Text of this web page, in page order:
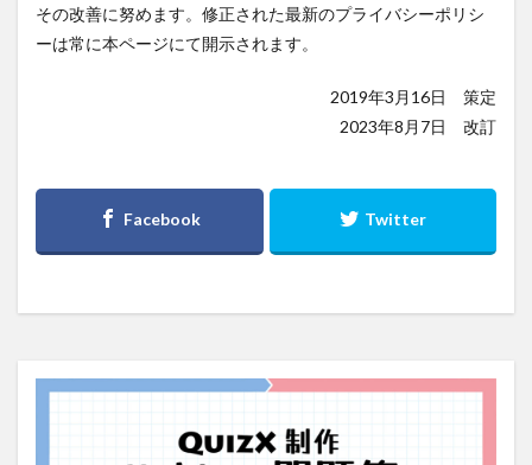
その改善に努めます。修正された最新のプライバシーポリシ
ーは常に本ページにて開示されます。
2019年3月16日 策定
2023年8月7日 改訂